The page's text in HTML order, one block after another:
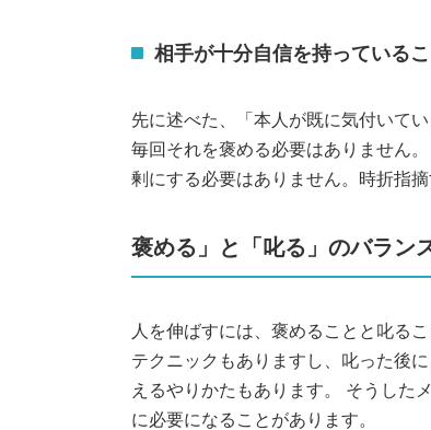
相手が十分自信を持っている
先に述べた、「本人が既に気付いて
毎回それを褒める必要はありません
剰にする必要はありません。時折指摘
褒める」と「叱る」のバラン
人を伸ばすには、褒めることと叱る
テクニックもありますし、叱った後
えるやりかたもあります。 そうした
に必要になることがあります。